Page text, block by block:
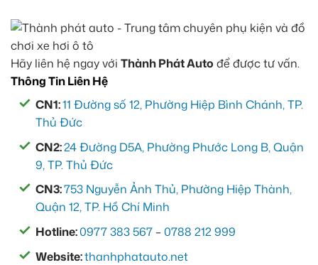
Hãy liên hệ ngay với Thành Phát Auto để được tư vấn.
Thông Tin Liên Hệ
CN1:11 Đường số 12, Phường Hiệp Bình Chánh, TP.
Thủ Đức
CN2:24 Đường D5A, Phường Phước Long B, Quận
9, TP. Thủ Đức
CN3:753 Nguyễn Ảnh Thủ, Phường Hiệp Thành,
Quận 12, TP. Hồ Chí Minh
Hotline:0977 383 567 –0788 212 999
Website:thanhphatauto.net